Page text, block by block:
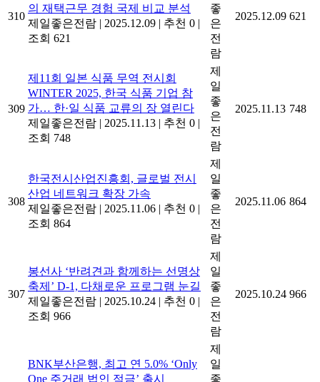
310
의 재택근무 경험 국제 비교 분석
제일좋은전람 | 2025.12.09 | 추천 0 |
조회 621
좋
은
전
람
2025.12.09 621
309
제11회 일본 식품 무역 전시회
WINTER 2025, 한국 식품 기업 참
가… 한·일 식품 교류의 장 열린다
제일좋은전람 | 2025.11.13 | 추천 0 |
조회 748
제
일
좋
은
전
람
2025.11.13 748
308
한국전시산업진흥회, 글로벌 전시
산업 네트워크 확장 가속
제일좋은전람 | 2025.11.06 | 추천 0 |
조회 864
제
일
좋
은
전
람
2025.11.06 864
307
봉선사 ‘반려견과 함께하는 선명상
축제’ D-1, 다채로운 프로그램 눈길
제일좋은전람 | 2025.10.24 | 추천 0 |
조회 966
제
일
좋
은
전
람
2025.10.24 966
BNK부산은행, 최고 연 5.0% ‘Only
One 주거래 법인 적금’ 출시
제
일
좋